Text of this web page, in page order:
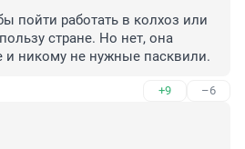
пойти работать в колхоз или
стране. Но нет, она
и никому не нужные пасквили.
+9 –6